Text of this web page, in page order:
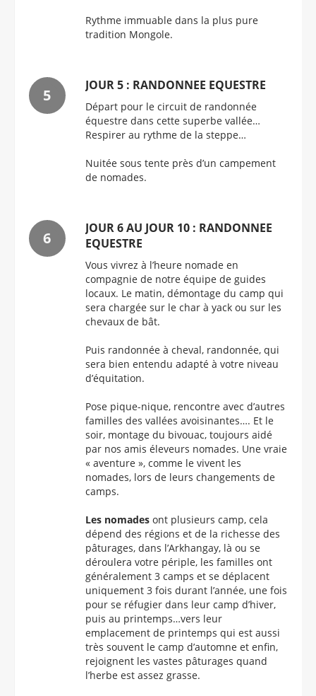
Rythme immuable dans la plus pure
tradition Mongole.
JOUR 5 : RANDONNEE EQUESTRE
Départ pour le circuit de randonnée
équestre dans cette superbe vallée…
Respirer au rythme de la steppe…
Nuitée sous tente près d’un campement
de nomades.
JOUR 6 AU JOUR 10 : RANDONNEE
EQUESTRE
Vous vivrez à l’heure nomade en
compagnie de notre équipe de guides
locaux. Le matin, démontage du camp qui
sera chargée sur le char à yack ou sur les
chevaux de bât.
Puis randonnée à cheval, randonnée, qui
sera bien entendu adapté à votre niveau
d’équitation.
Pose pique-nique, rencontre avec d’autres
familles des vallées avoisinantes…. Et le
soir, montage du bivouac, toujours aidé
par nos amis éleveurs nomades. Une vraie
« aventure », comme le vivent les
nomades, lors de leurs changements de
camps.
Les nomades ont plusieurs camp, cela
dépend des régions et de la richesse des
pâturages, dans l’Arkhangay, là ou se
déroulera votre périple, les familles ont
généralement 3 camps et se déplacent
uniquement 3 fois durant l’année, une fois
pour se réfugier dans leur camp d’hiver,
puis au printemps…vers leur
emplacement de printemps qui est aussi
très souvent le camp d’automne et enfin,
rejoignent les vastes pâturages quand
l’herbe est assez grasse.